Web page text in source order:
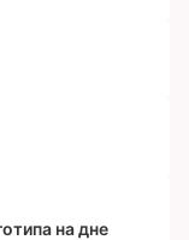
на дне